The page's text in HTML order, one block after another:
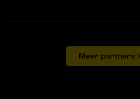
Meer partners